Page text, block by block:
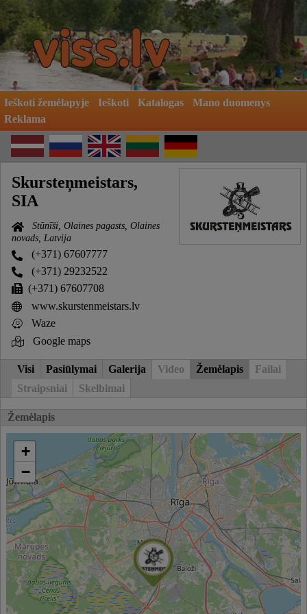
Ieškoti žemėlapyje Ieškoti Katalogas
Mano duomenys
Reklama
Skursteņmeistars,
SIA
Stūnīši, Olaines pagasts, Olaines
novads, Latvija
(+371) 67607777
(+371) 29232522
(+371) 67607708
www.skurstenmeistars.lv
Waze
Google maps
Visi Pasiūlymai Galerija Video Žemėlapis
Failai
Straipsniai
Skelbimai
Žemėlapis
+
−